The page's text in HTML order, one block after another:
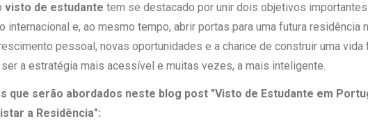
visto de estudante tem se destacado por unir dois objetivos importantes:
internacional e, ao mesmo tempo, abrir portas para uma futura residência
pessoal, novas oportunidades e a chance de construir uma vida
a estratégia mais acessível e muitas vezes, a mais inteligente.
que serão abordados neste blog post "Visto de Estudante em
a Residência":